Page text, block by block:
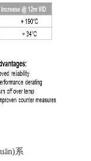
系